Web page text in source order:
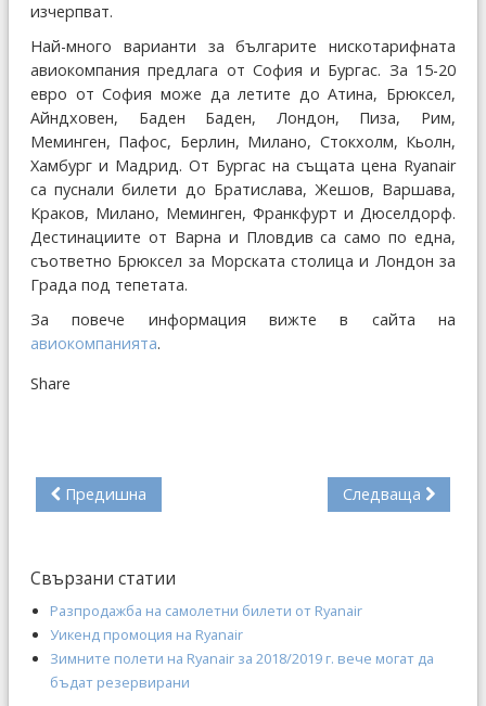
изчерпват.
Най-много варианти за българите нискотарифната
авиокомпания предлага от София и Бургас. За 15-20
евро от София може да летите до Атина, Брюксел,
Айндховен, Баден Баден, Лондон, Пиза, Рим,
Меминген, Пафос, Берлин, Милано, Стокхолм, Кьолн,
Хамбург и Мадрид. От Бургас на същата цена Ryanair
са пуснали билети до Братислава, Жешов, Варшава,
Краков, Милано, Меминген, Франкфурт и Дюселдорф.
Дестинациите от Варна и Пловдив са само по една,
съответно Брюксел за Морската столица и Лондон за
Града под тепетата.
За повече информация вижте в сайта на
авиокомпанията.
Share
Предишна Следваща
Свързани статии
Разпродажба на самолетни билети от Ryanair
Уикенд промоция на Ryanair
Зимните полети на Ryanair за 2018/2019 г. вече могат да
бъдат резервирани